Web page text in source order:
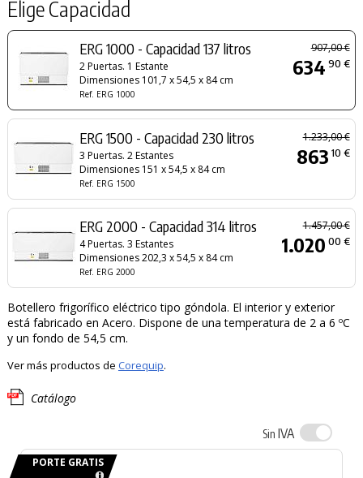
Elige Capacidad
ERG 1000 - Capacidad 137 litros
2 Puertas. 1 Estante
Dimensiones 101,7 x 54,5 x 84 cm
Ref. ERG 1000
907,00 €
634 90 €
ERG 1500 - Capacidad 230 litros
3 Puertas. 2 Estantes
Dimensiones 151 x 54,5 x 84 cm
Ref. ERG 1500
1.233,00 €
863 10 €
ERG 2000 - Capacidad 314 litros
4 Puertas. 3 Estantes
Dimensiones 202,3 x 54,5 x 84 cm
Ref. ERG 2000
1.457,00 €
1.020 00 €
Botellero frigorífico eléctrico tipo góndola. El interior y exterior
está fabricado en Acero. Dispone de una temperatura de 2 a 6 ºC
y un fondo de 54,5 cm.
Ver más productos de Corequip.
Catálogo
Sin IVA
PORTE GRATIS